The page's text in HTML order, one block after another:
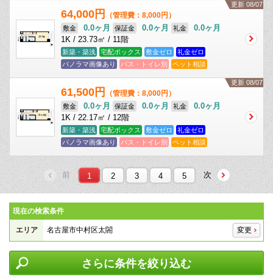
更新 08/07
64,000円 （管理費：8,000円）
敷金 0.0ヶ月 保証金 0.0ヶ月 礼金
0.0ヶ月
1K / 23.73㎡ / 11階
新築・築浅 宅配ボックス 敷金ゼロ
礼金ゼロ
パノラマ画像あり
バス・トイレ別 ペット相談
更新 08/07
61,500円 （管理費：8,000円）
敷金 0.0ヶ月 保証金 0.0ヶ月 礼金
0.0ヶ月
1K / 22.17㎡ / 12階
新築・築浅 宅配ボックス 敷金ゼロ
礼金ゼロ
パノラマ画像あり
バス・トイレ別 ペット相談
前 1 2 3 4 5 次
現在の検索条件
エリア 名古屋市中村区太閤 変更
さらに条件を絞り込む